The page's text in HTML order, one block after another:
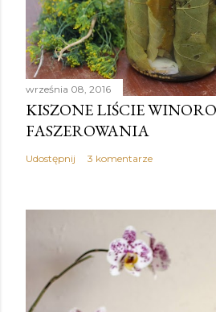
września 08, 2016
KISZONE LIŚCIE
FASZEROWANIA
Udostępnij 3 komentarze